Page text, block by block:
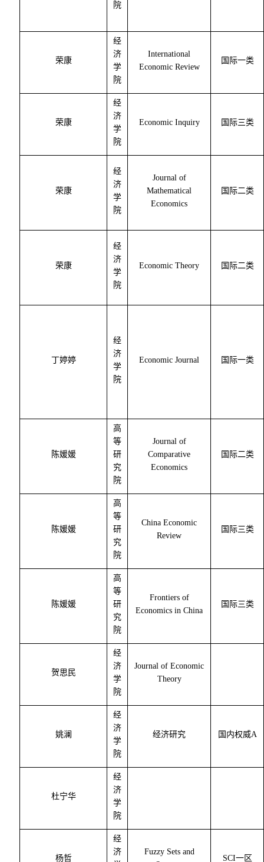
院
荣康
经
济
学
院
International
Economic Review
国际一类
荣康
经
济
学
院
Economic Inquiry 国际三类
荣康
经
济
学
院
Journal of
Mathematical
Economics
国际二类
荣康
经
济
学
院
Economic Theory 国际二类
丁婷婷
经
济
学
院
Economic Journal 国际一类
陈媛媛
高
等
研
究
院
Journal of
Comparative
Economics
国际二类
陈媛媛
高
等
研
究
院
China Economic
Review
国际三类
陈媛媛
高
等
研
究
院
Frontiers of
Economics in China
国际三类
贺思民
经
济
学
院
Journal of Economic
Theory
姚澜
经
济
学
院
经济研究 国内权威A
杜宁华
经
济
学
院
杨哲
经
济
Fuzzy Sets and
SCI一区